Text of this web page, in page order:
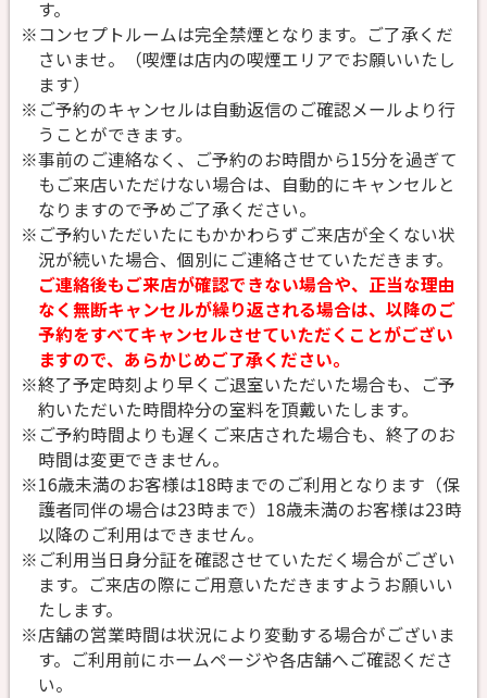
す。
※コンセプトルームは完全禁煙となります。ご了承くだ
さいませ。（喫煙は店内の喫煙エリアでお願いいたし
ます）
※ご予約のキャンセルは自動返信のご確認メールより行
うことができます。
※事前のご連絡なく、ご予約のお時間から15分を過ぎて
もご来店いただけない場合は、自動的にキャンセルと
なりますので予めご了承ください。
※ご予約いただいたにもかかわらずご来店が全くない状
況が続いた場合、個別にご連絡させていただきます。
ご連絡後もご来店が確認できない場合や、正当な理由
なく無断キャンセルが繰り返される場合は、以降のご
予約をすべてキャンセルさせていただくことがござい
ますので、あらかじめご了承ください。
※終了予定時刻より早くご退室いただいた場合も、ご予
約いただいた時間枠分の室料を頂戴いたします。
※ご予約時間よりも遅くご来店された場合も、終了のお
時間は変更できません。
※16歳未満のお客様は18時までのご利用となります（保
護者同伴の場合は23時まで）18歳未満のお客様は23時
以降のご利用はできません。
※ご利用当日身分証を確認させていただく場合がござい
ます。ご来店の際にご用意いただきますようお願いい
たします。
※店舗の営業時間は状況により変動する場合がございま
す。ご利用前にホームページや各店舗へご確認くださ
い。